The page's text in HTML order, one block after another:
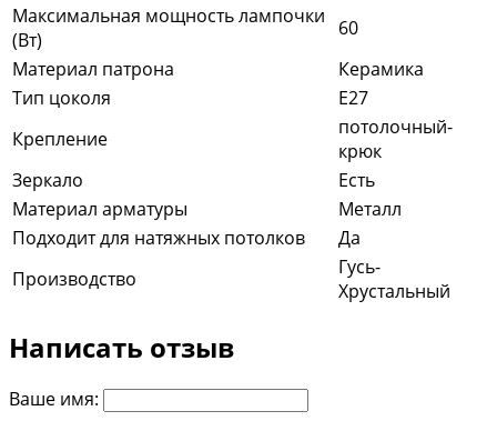
Максимальная мощность лампочки
(Вт)
60
Материал патрона
Керамика
Тип цоколя
E27
Крепление
потолочный-
крюк
Зеркало
Есть
Материал арматуры
Металл
Подходит для натяжных потолков
Да
Производство
Гусь-
Хрустальный
Написать отзыв
Ваше имя: